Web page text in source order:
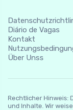
Diário de Vagas
Kontakt
Über Unss
Rechtlicher Hinweis:
und Inhalte. Wir